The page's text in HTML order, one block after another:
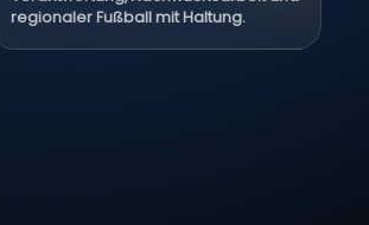
regionaler Fußball mit Haltung.